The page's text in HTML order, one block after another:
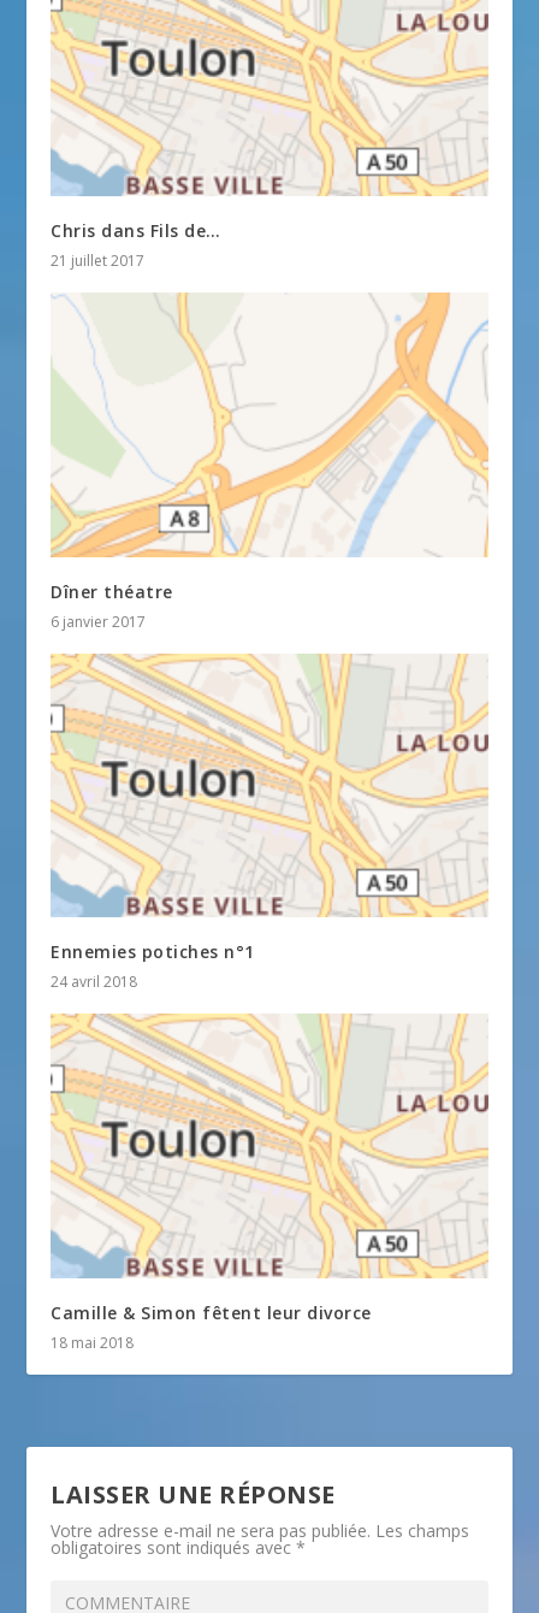
Chris dans Fils de…
21 juillet 2017
Dîner théatre
6 janvier 2017
Ennemies potiches n°1
24 avril 2018
Camille & Simon fêtent leur divorce
18 mai 2018
LAISSER UNE RÉPONSE
Votre adresse e-mail ne sera pas publiée. Les champs
obligatoires sont indiqués avec*